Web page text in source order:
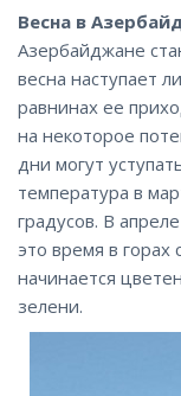
Весна в
Азербайджане
весна наступает
равнинах ее
на некоторое
дни могут
температура в
градусов. В
это время в горах
начинается
зелени.